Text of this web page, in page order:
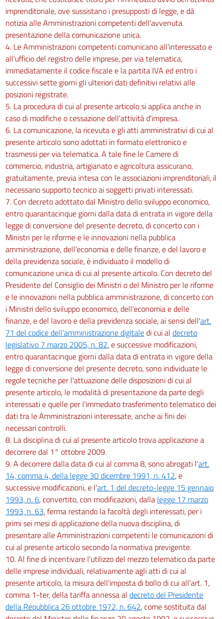
imprenditoriale, ove sussistano i presupposti di legge, e dà
notizia alle Amministrazioni competenti dell'avvenuta
presentazione della comunicazione unica.
4. Le Amministrazioni competenti comunicano all'interessato e
all'ufficio del registro delle imprese, per via telematica,
immediatamente il codice fiscale e la partita IVA ed entro i
successivi sette giorni gli ulteriori dati definitivi relativi alle
posizioni registrate.
5. La procedura di cui al presente articolo si applica anche in
caso di modifiche o cessazione dell'attività d'impresa.
6. La comunicazione, la ricevuta e gli atti amministrativi di cui al
presente articolo sono adottati in formato elettronico e
trasmessi per via telematica. A tale fine le Camere di
commercio, industria, artigianato e agricoltura assicurano,
gratuitamente, previa intesa con le associazioni imprenditoriali, il
necessario supporto tecnico ai soggetti privati interessati.
7. Con decreto adottato dal Ministro dello sviluppo economico,
entro quarantacinque giorni dalla data di entrata in vigore della
legge di conversione del presente decreto, di concerto con i
Ministri per le riforme e le innovazioni nella pubblica
amministrazione, dell'economia e delle finanze, e del lavoro e
della previdenza sociale, è individuato il modello di
comunicazione unica di cui al presente articolo. Con decreto del
Presidente del Consiglio dei Ministri o del Ministro per le riforme
e le innovazioni nella pubblica amministrazione, di concerto con
i Ministri dello sviluppo economico, dell'economia e delle
finanze, e del lavoro e della previdenza sociale, ai sensi dell'art.
71 del codice dell'amministrazione digitaledi cui al decreto
legislativo 7 marzo 2005, n. 82, e successive modificazioni,
entro quarantacinque giorni dalla data di entrata in vigore della
legge di conversione del presente decreto, sono individuate le
regole tecniche per l'attuazione delle disposizioni di cui al
presente articolo, le modalità di presentazione da parte degli
interessati e quelle per l'immediato trasferimento telematico dei
dati tra le Amministrazioni interessate, anche ai fini dei
necessari controlli.
8. La disciplina di cui al presente articolo trova applicazione a
decorrere dal 1° ottobre 2009.
9. A decorrere dalla data di cui al comma 8, sono abrogati l'art.
14, comma 4, della legge 30 dicembre 1991, n. 412, e
successive modificazioni, e l'art. 1 del decreto-legge 15 gennaio
1993, n. 6, convertito, con modificazioni, dalla legge 17 marzo
1993, n. 63, ferma restando la facoltà degli interessati, per i
primi sei mesi di applicazione della nuova disciplina, di
presentare alle Amministrazioni competenti le comunicazioni di
cui al presente articolo secondo la normativa previgente.
10. Al fine di incentivare l'utilizzo del mezzo telematico da parte
delle imprese individuali, relativamente agli atti di cui al
presente articolo, la misura dell'imposta di bollo di cui all'art. 1,
comma 1-ter, della tariffa annessa al decreto del Presidente
della Repubblica 26 ottobre 1972, n. 642, come sostituita dal